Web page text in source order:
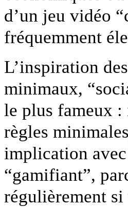
d’un jeu vidéo
fréquemment
L’inspiration
minimaux,
le plus fameux
règles
implication
“gamifiant”,
régulièrement si